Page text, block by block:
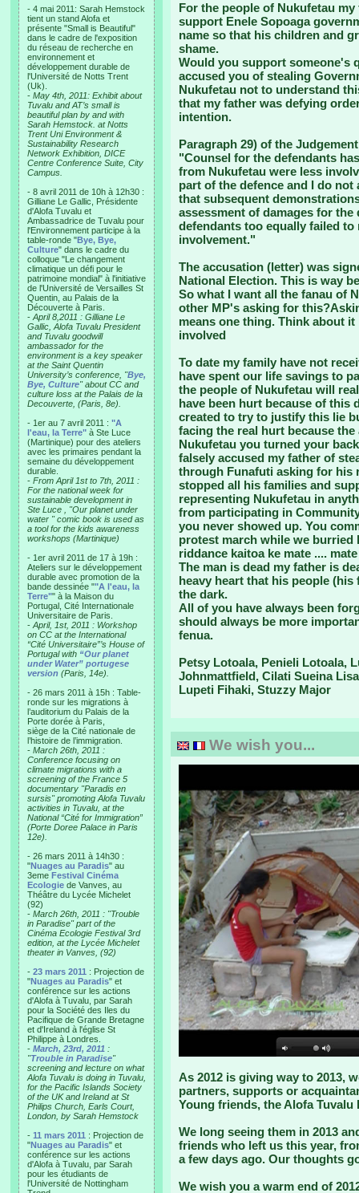
- 4 mai 2011: Sarah Hemstock
tient un stand Alofa et
présente "Small is Beautiful"
dans le cadre de l'exposition
du réseau de recherche en
environnement et
développement durable de
l'Université de Notts Trent
(Uk).
- May 4th, 2011: Exhibit about
Tuvalu and AT’s small is
beautiful plan by and with
Sarah Hemstock. at Notts
Trent Uni Environment &
Sustainability Research
Network Exhibition, DICE
Centre Conference Suite, City
Campus.
- 8 avril 2011 de 10h à 12h30 :
Gilliane Le Gallic, Présidente
d'Alofa Tuvalu et
Ambassadrice de Tuvalu pour
l'Environnement participe à la
table-ronde "Bye, Bye,
Culture" dans le cadre du
colloque "Le changement
climatique un défi pour le
patrimoine mondial" à l'initiative
de l'Université de Versailles St
Quentin, au Palais de la
Découverte à Paris.
- April 8,2011 : Gilliane Le
Gallic, Alofa Tuvalu President
and Tuvalu goodwill
ambassador for the
environment is a key speaker
at the Saint Quentin
University’s conference, "Bye,
Bye, Culture" about CC and
culture loss at the Palais de la
Decouverte, (Paris, 8e).
- 1er au 7 avril 2011 : "A
l'eau, la Terre" à Ste Luce
(Martinique) pour des ateliers
avec les primaires pendant la
semaine du développement
durable.
- From April 1st to 7th, 2011 :
For the national week for
sustainable development in
Ste Luce , "Our planet under
water " comic book is used as
a tool for the kids awareness
workshops (Martinique)
- 1er avril 2011 de 17 à 19h :
Ateliers sur le développement
durable avec promotion de la
bande dessinée ""A l'eau, la
Terre"" à la Maison du
Portugal, Cité Internationale
Universitaire de Paris.
- April, 1st, 2011 : Workshop
on CC at the International
“Cité Universitaire”’s House of
Portugal with “Our planet
under Water” portugese
version (Paris, 14e).
- 26 mars 2011 à 15h : Table-
ronde sur les migrations à
l’auditorium du Palais de la
Porte dorée à Paris,
siège de la Cité nationale de
l’histoire de l’immigration.
- March 26th, 2011 :
Conference focusing on
climate migrations with a
screening of the France 5
documentary "Paradis en
sursis" promoting Alofa Tuvalu
activities in Tuvalu, at the
National “Cité for Immigration”
(Porte Doree Palace in Paris
12e).
- 26 mars 2011 à 14h30 :
"Nuages au Paradis" au
3eme Festival Cinéma
Ecologie de Vanves, au
Théâtre du Lycée Michelet
(92)
- March 26th, 2011 : "Trouble
in Paradise" part of the
Cinéma Ecologie Festival 3rd
edition, at the Lycée Michelet
theater in Vanves, (92)
- 23 mars 2011 : Projection de
"Nuages au Paradis" et
conférence sur les actions
d'Alofa à Tuvalu, par Sarah
pour la Société des Iles du
Pacifique de Grande Bretagne
et d'Ireland à l'église St
Philippe à Londres.
- March, 23rd, 2011 :
"Trouble in Paradise"
screening and lecture on what
Alofa Tuvalu is doing in Tuvalu,
for the Pacific Islands Society
of the UK and Ireland at St
Philips Church, Earls Court,
London, by Sarah Hemstock
- 11 mars 2011 : Projection de
"Nuages au Paradis" et
conférence sur les actions
d'Alofa à Tuvalu, par Sarah
pour les étudiants de
l'Université de Nottingham
For the people of Nukufetau
support Enele Sopoaga
name so that his children and
shame.
Would you support someone's
accused you of stealing
Nukufetau not to understand
that my father was defying
intention.
Paragraph 29) of the Judgement
"Counsel for the defendants
from Nukufetau were less
part of the defence and I do
that subsequent
assessment of damages for
defendants too equally failed
involvement."
The accusation (letter) was
National Election. This is way
So what I want all the fanau of
other MP's asking for
means one thing. Think about
involved
To date my family have not
have spent our life savings to
the people of Nukufetau will
have been hurt because of this
created to try to justify this lie
facing the real hurt because
Nukufetau you turned your
falsely accused my father of
through Funafuti asking for his
stopped all his families and
representing Nukufetau in
from participating in
you never showed up. You
protest march while we burried
riddance kaitoa ke mate ....
The man is dead my father is
heavy heart that his people
the dark.
All of you have always been
should always be more
fenua.
Petsy Lotoala, Penieli Lotoala,
Johnmattfield, Cilati Sueina
Lupeti Fihaki, Stuzzy Major
We wish you...
As 2012 is giving way to 2013,
partners, supports or
Young friends, the Alofa Tuvalu
We long seeing them in 2013
friends who left us this year,
a few days ago. Our thoughts
We wish you a warm end of